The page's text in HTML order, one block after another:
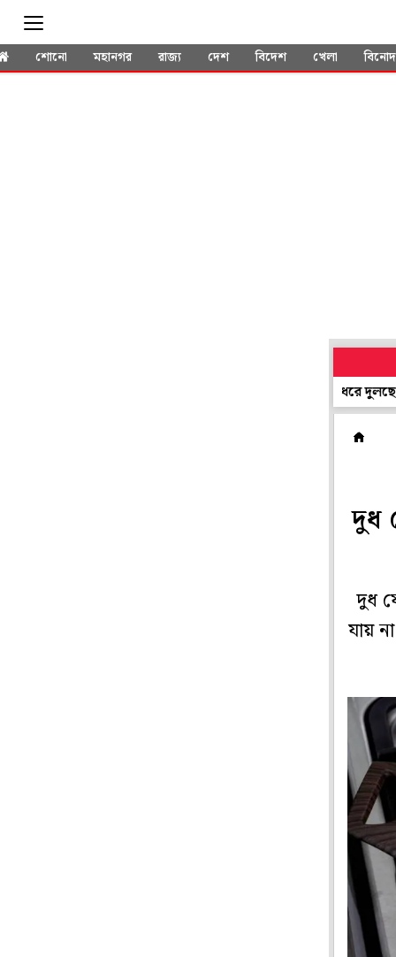
শোনো মহানগর রাজ্য দেশ বিদেশ খেলা
ঝোড়ো হাওয়া নেই, হয়নি ভূমিকম্পও, তবু ৫ দিন ধরে দুলছে কুয়োর
দুধ
দুধ
যায়